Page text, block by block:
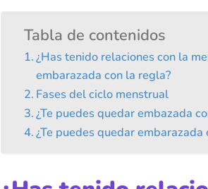
Tabla de contenidos
¿Has tenido relaciones con la
embarazada con la regla?
Fases del ciclo menstrual
¿Te puedes quedar embazada
¿Te puedes quedar